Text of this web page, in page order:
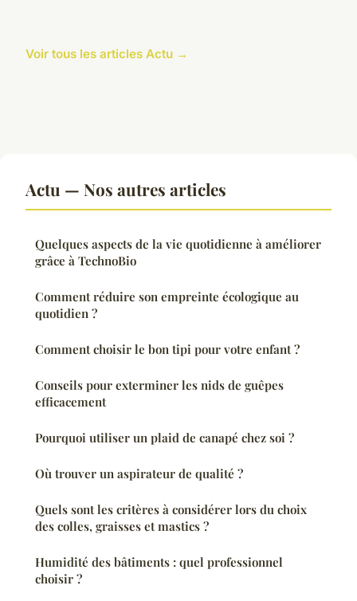
Voir tous les articles Actu →
Actu — Nos autres articles
Quelques aspects de la vie quotidienne à améliorer
grâce à TechnoBio
Comment réduire son empreinte écologique au
quotidien ?
Comment choisir le bon tipi pour votre enfant ?
Conseils pour exterminer les nids de guêpes
efficacement
Pourquoi utiliser un plaid de canapé chez soi ?
Où trouver un aspirateur de qualité ?
Quels sont les critères à considérer lors du choix
des colles, graisses et mastics ?
Humidité des bâtiments : quel professionnel
choisir ?